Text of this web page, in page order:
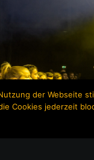
der Webseite
Cookies jederzeit